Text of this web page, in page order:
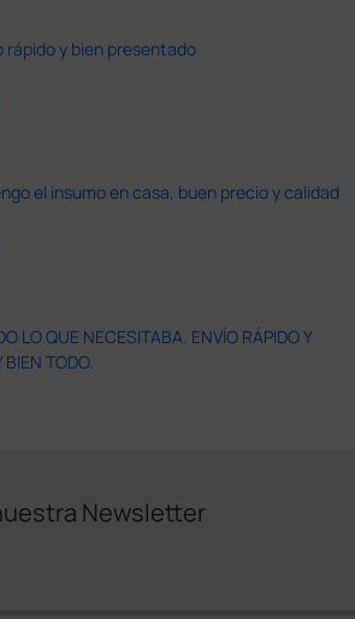
rápido y bien presentado
el insumo en casa, buen precio y calidad
LO QUE NECESITABA. ENVÍO RÁPIDO Y
TODO.
Newsletter